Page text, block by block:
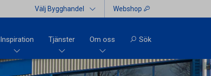
Välj Bygghandel Webshop
Inspiration Tjänster Om oss Sök